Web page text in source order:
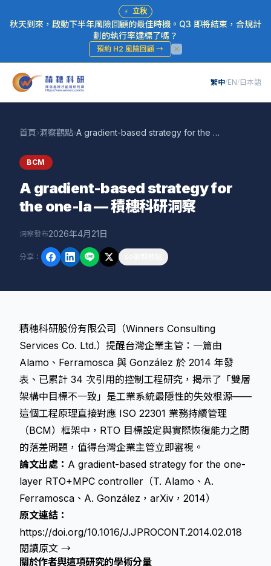
⚡ 立秋
秋天到來，啟動下半年風險回顧的最佳時機。Q3 即將結束，合規計
劃的執行率達標了嗎？
預約 H2 風險回顧 →
繁中/EN/日本語
首頁›洞察觀點› A gradient-based strategy for the one-la — 積穗科研洞察
BCM
A gradient-based strategy for
the one-la — 積穗科研洞察
洞察發布2026年4月21日
分享 ：
積穗科研股份有限公司（Winners Consulting
Services Co. Ltd.）提醒台灣企業主管：一篇由
Alamo、Ferramosca 與 González 於 2014 年發
表、已累計 34 次引用的控制工程研究，揭示了「雙層
架構中目標不一致」是工業系統最隱性的失效根源——
這個工程原理直接對應 ISO 22301 業務持續管理
（BCM）框架中，RTO 目標設定與實際恢復能力之間
的落差問題，值得台灣企業主管立即審視。
論文出處： A gradient-based strategy for the one-
layer RTO+MPC controller（T. Alamo、A.
Ferramosca、A. González，arXiv，2014）
原文連結：
https://doi.org/10.1016/J.JPROCONT.2014.02.018
閱讀原文 →
關於作者與這項研究的學術分量